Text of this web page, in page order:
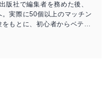
版社で編集者を務めた後、
実際に50個以上のマッチン
もとに、初心者からベテラ
立った記事執筆を心がけ